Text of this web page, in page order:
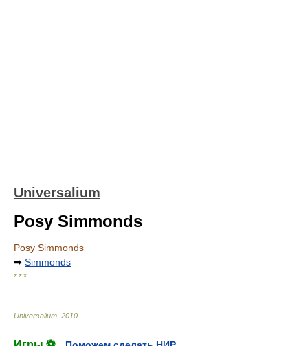
Universalium
Posy Simmonds
Posy Simmonds
➡ Simmonds
* * *
Universalium 2010